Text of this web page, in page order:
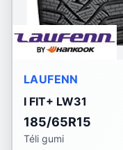
LAUFENN
I FIT+ LW31
185/65R15
Téli gumi